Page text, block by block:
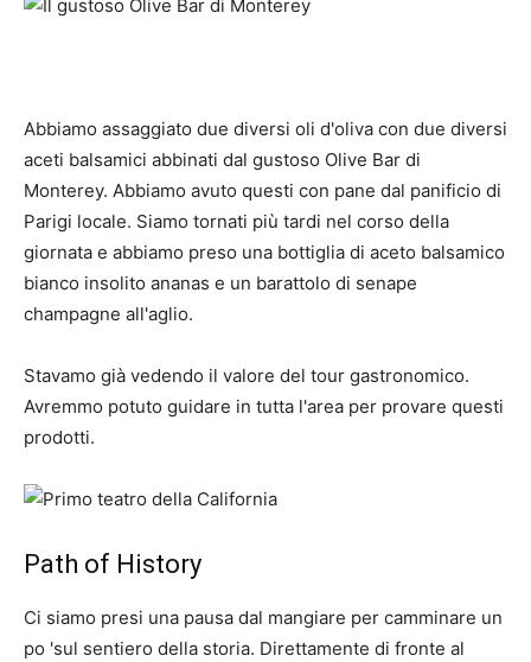
Abbiamo assaggiato due diversi oli d'oliva con due diversi
aceti balsamici abbinati dal gustoso Olive Bar di
Monterey. Abbiamo avuto questi con pane dal panificio di
Parigi locale. Siamo tornati più tardi nel corso della
giornata e abbiamo preso una bottiglia di aceto balsamico
bianco insolito ananas e un barattolo di senape
champagne all'aglio.
Stavamo già vedendo il valore del tour gastronomico.
Avremmo potuto guidare in tutta l'area per provare questi
prodotti.
Path of History
Ci siamo presi una pausa dal mangiare per camminare un
po 'sul sentiero della storia. Direttamente di fronte al